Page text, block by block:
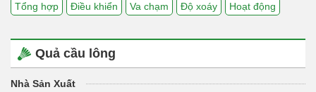
Tổng hợp
Điều khiển Va chạm Độ xoáy Hoạt động
Quả cầu lông
Nhà Sản Xuất